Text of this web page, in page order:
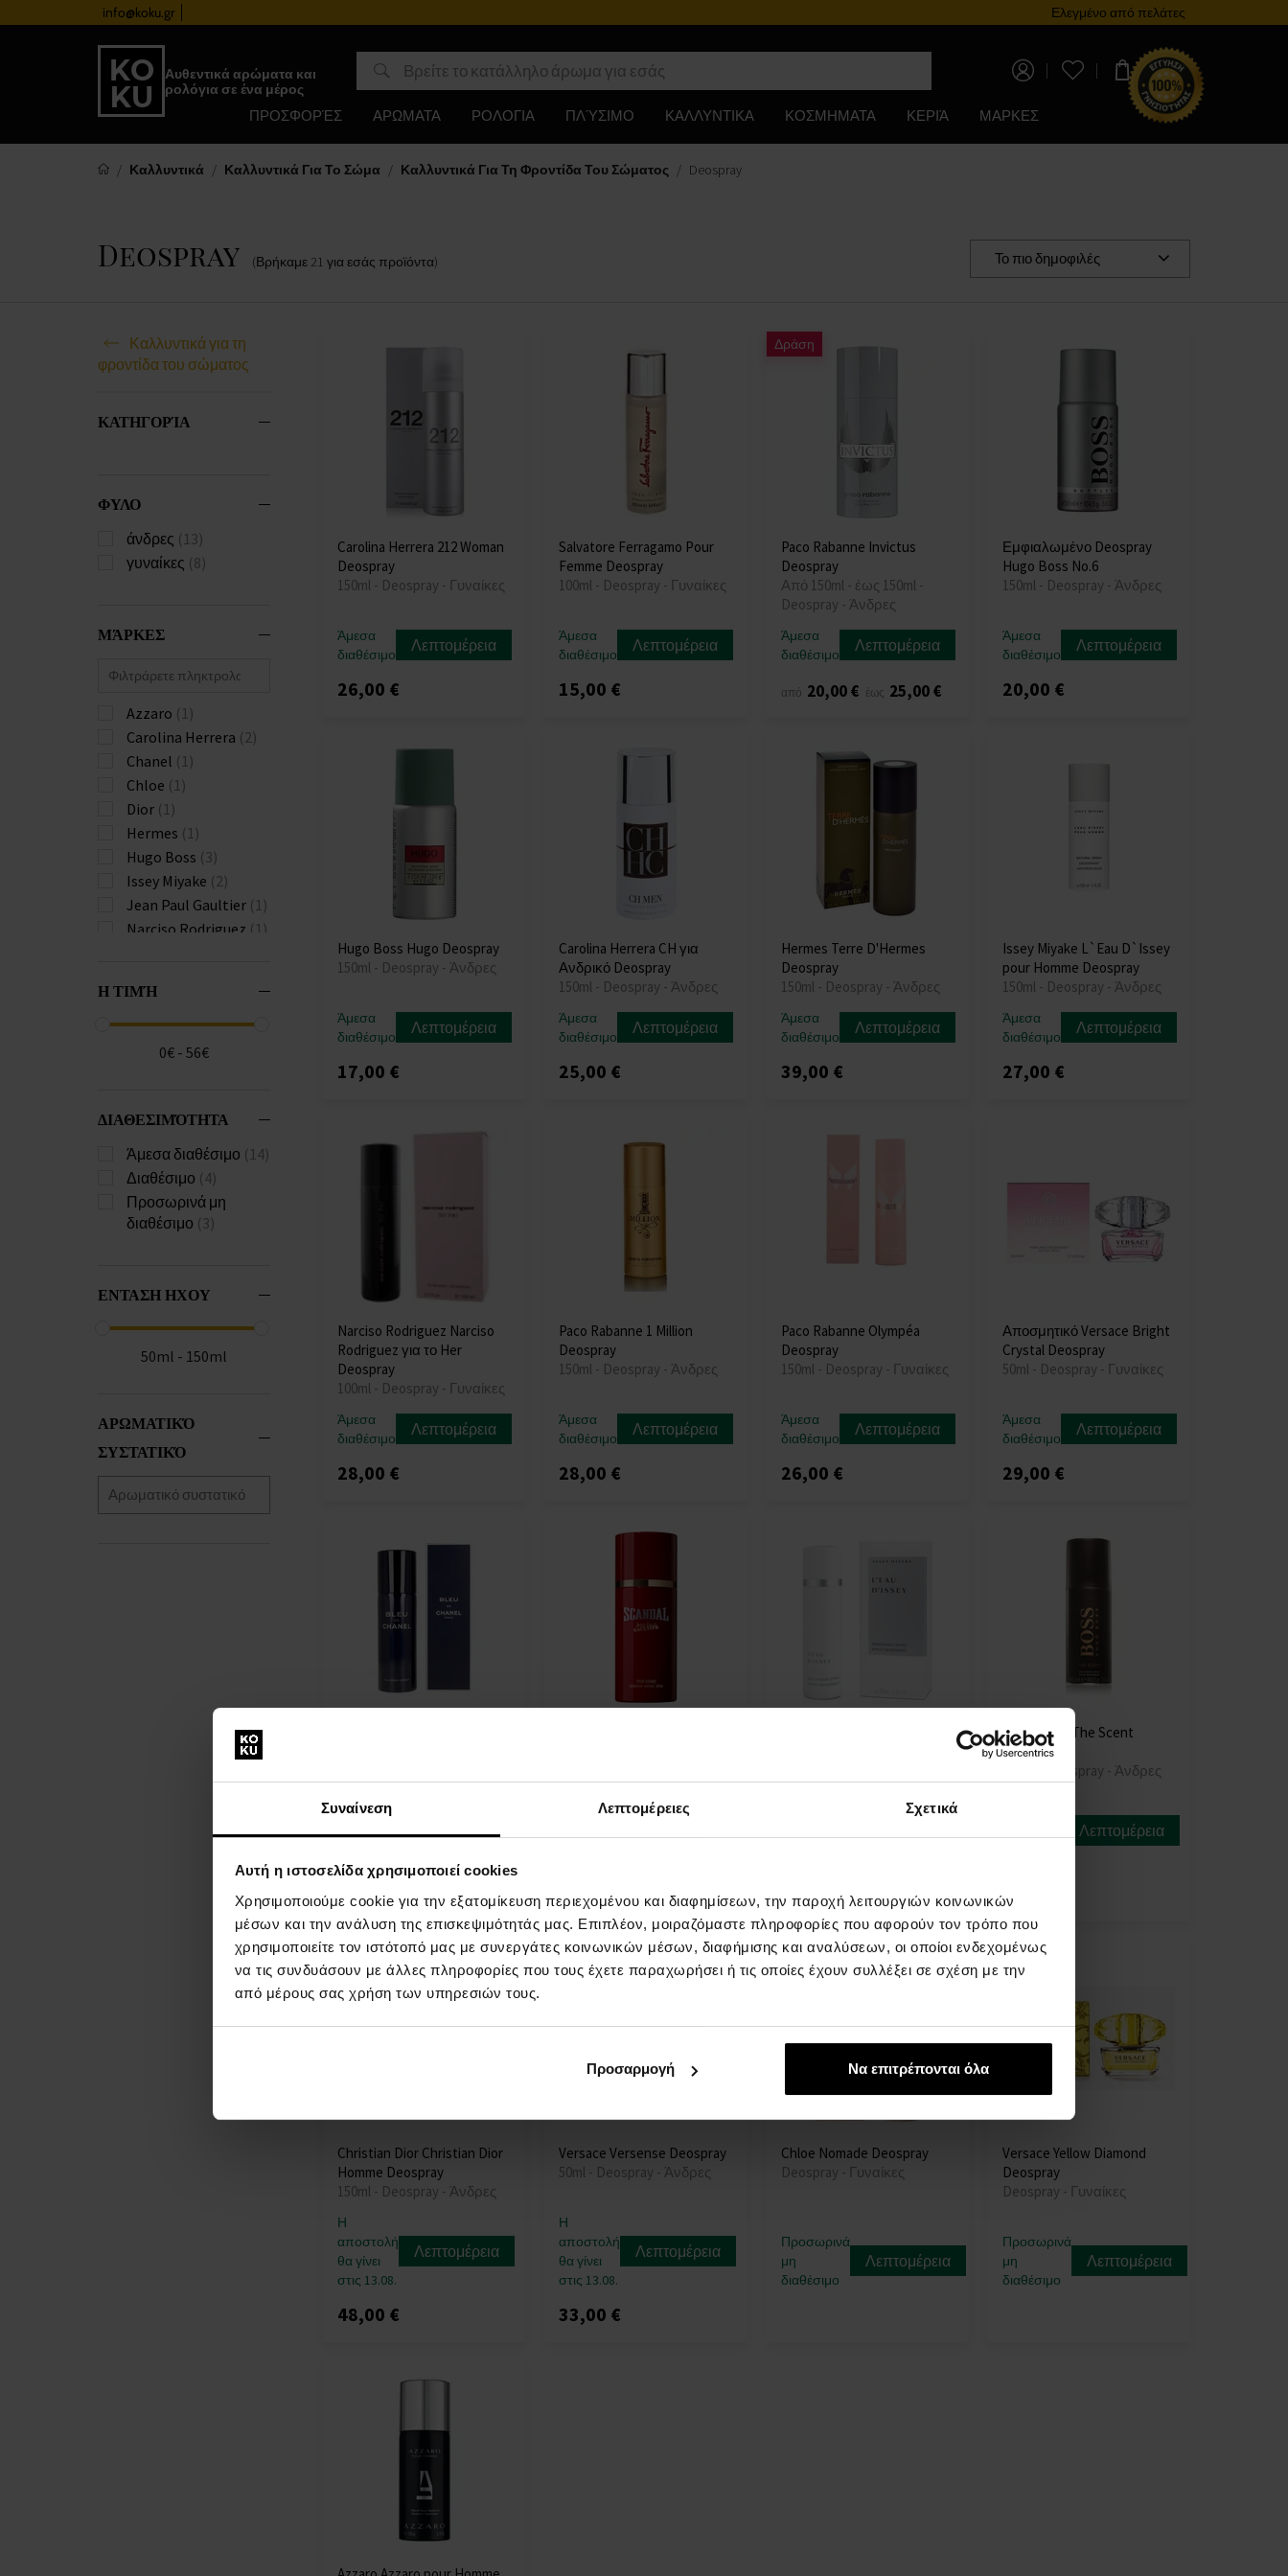
Συναίνεση Λεπτομέρειες Σχετικά
Αυτή η ιστοσελίδα χρησιμοποιεί cookies
Χρησιμοποιούμε cookie για την εξατομίκευση περιεχομένου και διαφημίσεων, την παροχή λειτουργιών κοινωνικών
μέσων και την ανάλυση της επισκεψιμότητάς μας. Επιπλέον, μοιραζόμαστε πληροφορίες που αφορούν τον τρόπο που
χρησιμοποιείτε τον ιστότοπό μας με συνεργάτες κοινωνικών μέσων, διαφήμισης και αναλύσεων, οι οποίοι ενδεχομένως
να τις συνδυάσουν με άλλες πληροφορίες που τους έχετε παραχωρήσει ή τις οποίες έχουν συλλέξει σε σχέση με την
από μέρους σας χρήση των υπηρεσιών τους.
Προσαρμογή Να επιτρέπονται όλα
info@koku.gr Πρόγραμμα επιβράβευσηςΕλεγμένο από πελάτες
Αυθεντικά αρώματα και
ρολόγια σε ένα μέρος
0,00 €
ΠΡΟΣΦΟΡΈΣ ΑΡΩΜΑΤΑ ΡΟΛΟΓΙΑ ΠΛΎΣΙΜΟ ΚΑΛΛΥΝΤΙΚΑ ΚΟΣΜΗΜΑΤΑ ΚΕΡΙΆ ΜΑΡΚΕΣ
Καλλυντικά Καλλυντικά Για Το Σώμα Καλλυντικά Για Τη Φροντίδα Του Σώματος Deospray
Deospray (Βρήκαμε 21 για εσάς προϊόντα) Το πιο δημοφιλές
Καλλυντικά για τη
φροντίδα του σώματος
ΚΑΤΗΓΟΡΊΑ
ΦΥΛΟ
άνδρες (13)
γυναίκες (8)
ΜΆΡΚΕΣ
Azzaro (1)
Carolina Herrera (2)
Chanel (1)
Chloe (1)
Dior (1)
Hermes (1)
Hugo Boss (3)
Issey Miyake (2)
Jean Paul Gaultier (1)
Narciso Rodriguez (1)
(1)
Versace(3)
Η ΤΙΜΉ
0€ - 56€
ΔΙΑΘΕΣΙΜΌΤΗΤΑ
Άμεσα διαθέσιμο (14)
Διαθέσιμο (4)
Προσωρινά μη
διαθέσιμο (3)
ΕΝΤΑΣΗ ΗΧΟΥ
50ml - 150ml
ΑΡΩΜΑΤΙΚΌ
ΣΥΣΤΑΤΙΚΌ
Carolina Herrera 212 Woman
Deospray
150ml - Deospray - Γυναίκες
Άμεσα
διαθέσιμο
Λεπτομέρεια
26,00 €
Salvatore Ferragamo Pour
Femme Deospray
100ml - Deospray - Γυναίκες
Άμεσα
διαθέσιμο
Λεπτομέρεια
15,00 €
Δράση
Paco Rabanne Invictus
Deospray
Από 150ml - έως 150ml -
Deospray - Άνδρες
Άμεσα
διαθέσιμο
Λεπτομέρεια
από 20,00 € έως 25,00 €
Εμφιαλωμένο Deospray
Hugo Boss No.6
150ml - Deospray - Άνδρες
Άμεσα
διαθέσιμο
Λεπτομέρεια
20,00 €
Hugo Boss Hugo Deospray
150ml - Deospray - Άνδρες
Άμεσα
διαθέσιμο
Λεπτομέρεια
17,00 €
Carolina Herrera CH για
Ανδρικό Deospray
150ml - Deospray - Άνδρες
Άμεσα
διαθέσιμο
Λεπτομέρεια
25,00 €
Hermes Terre D'Hermes
Deospray
150ml - Deospray - Άνδρες
Άμεσα
διαθέσιμο
Λεπτομέρεια
39,00 €
Issey Miyake L`Eau D`Issey
pour Homme Deospray
150ml - Deospray - Άνδρες
Άμεσα
διαθέσιμο
Λεπτομέρεια
27,00 €
Narciso Rodriguez Narciso
Rodriguez για το Her
Deospray
100ml - Deospray - Γυναίκες
Άμεσα
διαθέσιμο
Λεπτομέρεια
28,00 €
Paco Rabanne 1 Million
Deospray
150ml - Deospray - Άνδρες
Άμεσα
διαθέσιμο
Λεπτομέρεια
28,00 €
Paco Rabanne Olympéa
Deospray
150ml - Deospray - Γυναίκες
Άμεσα
διαθέσιμο
Λεπτομέρεια
26,00 €
Αποσμητικό Versace Bright
Crystal Deospray
50ml - Deospray - Γυναίκες
Άμεσα
διαθέσιμο
Λεπτομέρεια
29,00 €
Άμεσα
56,00 €
Άμεσα
29,00 €
θα γίνει
27,00 €
Hugo Boss The Scent
Deospray
150ml - Deospray - Άνδρες
θα γίνει
Λεπτομέρεια
15,00 €
Christian Dior Christian Dior
Homme Deospray
150ml - Deospray - Άνδρες
Η
αποστολή
θα γίνει
στις 13.08.
Λεπτομέρεια
48,00 €
Versace Versense Deospray
50ml - Deospray - Άνδρες
Η
αποστολή
θα γίνει
στις 13.08.
Λεπτομέρεια
33,00 €
Chloe Nomade Deospray
Deospray - Γυναίκες
Προσωρινά
μη
διαθέσιμο
Λεπτομέρεια
Versace Yellow Diamond
Deospray
Deospray - Γυναίκες
Προσωρινά
μη
διαθέσιμο
Λεπτομέρεια